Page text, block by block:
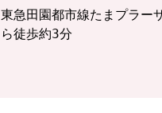
東急田園都市線たまプラー
ら徒歩約3分